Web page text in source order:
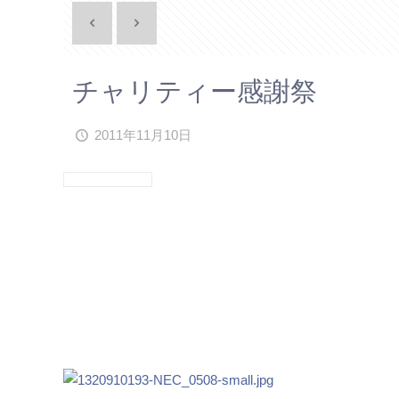
チャリティー感謝祭
2011年11月10日